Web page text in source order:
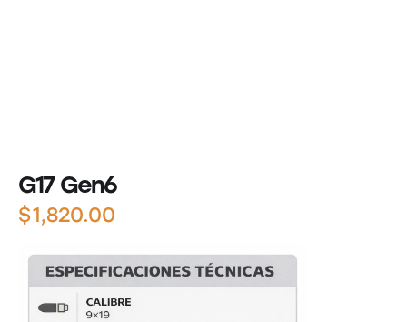
G17 Gen6
$1,820.00